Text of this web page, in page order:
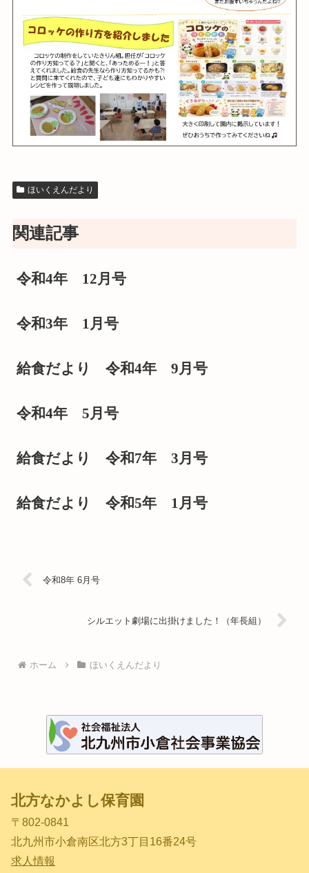
ほいくえんだより
関連記事
令和4年 12月号
令和3年 1月号
給食だより 令和4年 9月号
令和4年 5月号
給食だより 令和7年 3月号
給食だより 令和5年 1月号
令和8年 6月号
シルエット劇場に出掛けました！（年長組）
ホーム ほいくえんだより
北方なかよし保育園
〒802-0841
北九州市小倉南区北方3丁目16番24号
求人情報